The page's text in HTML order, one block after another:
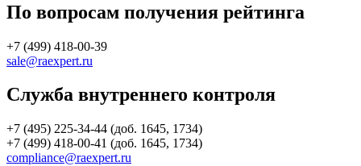
По вопросам получения рейтинга
+7 (499) 418-00-39
sale@raexpert.ru
Служба внутреннего контроля
+7 (495) 225-34-44 (доб. 1645, 1734)
+7 (499) 418-00-41 (доб. 1645, 1734)
compliance@raexpert.ru